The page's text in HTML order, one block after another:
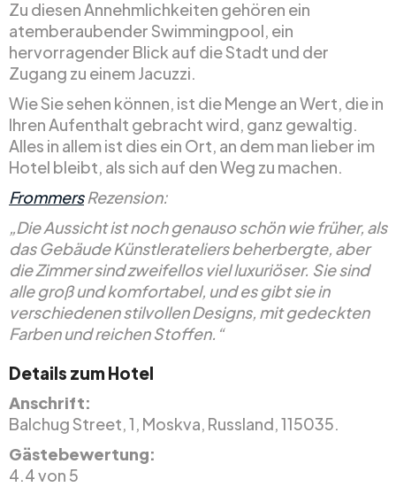
Zu diesen Annehmlichkeiten gehören ein
atemberaubender Swimmingpool, ein
hervorragender Blick auf die Stadt und der
Zugang zu einem Jacuzzi.
Wie Sie sehen können, ist die Menge an Wert, die in
Ihren Aufenthalt gebracht wird, ganz gewaltig.
Alles in allem ist dies ein Ort, an dem man lieber im
Hotel bleibt, als sich auf den Weg zu machen.
FrommersRezension:
„Die Aussicht ist noch genauso schön wie früher, als
das Gebäude Künstlerateliers beherbergte, aber
die Zimmer sind zweifellos viel luxuriöser. Sie sind
alle groß und komfortabel, und es gibt sie in
verschiedenen stilvollen Designs, mit gedeckten
Farben und reichen Stoffen.“
Details zum Hotel
Anschrift:
Balchug Street, 1, Moskva, Russland, 115035.
Gästebewertung:
4.4 von 5